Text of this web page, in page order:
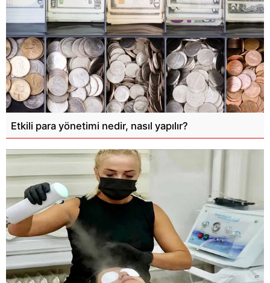
Etkili para yönetimi nedir, nasıl yapılır?